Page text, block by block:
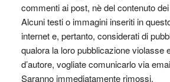
commenti ai post, nè del contenuto
Alcuni testi o immagini inseriti in
internet e, pertanto, considerati di
qualora la loro pubblicazione violasse
d’autore, vogliate comunicarlo via
Saranno immediatamente rimossi.